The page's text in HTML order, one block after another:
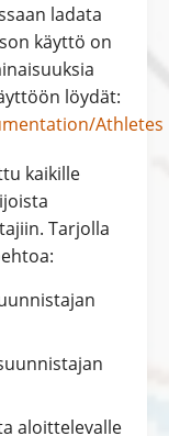
ladata
käyttö on
löydät:
Athletes
kaikille
Tarjolla
aloittelevalle